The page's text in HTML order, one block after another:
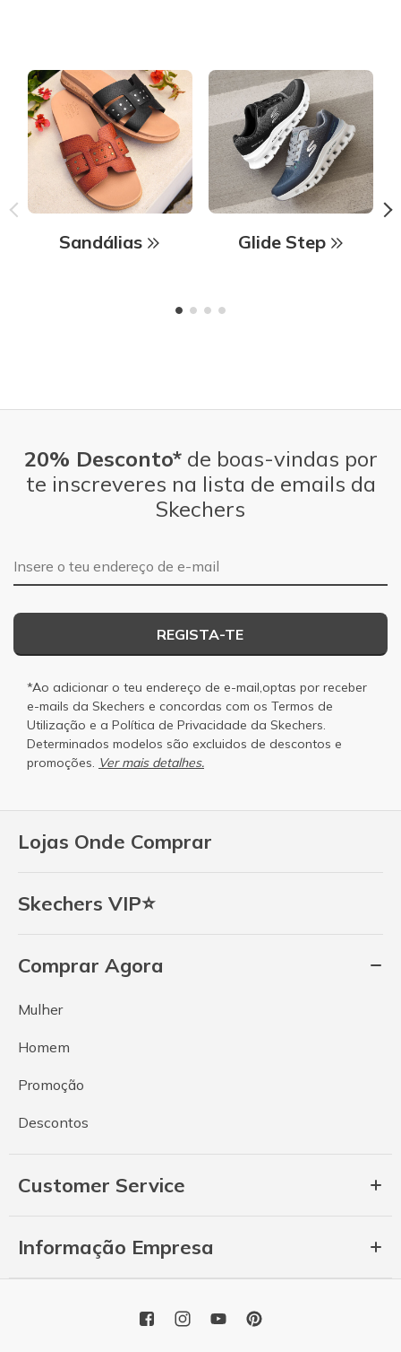
Sandálias Glide Step
Lojas Onde Comprar
Skechers VIP⭐
Comprar Agora
Mulher
Homem
Promoção
Descontos
Customer Service
Informação Empresa
20% Desconto*de boas-vindas por
te inscreveres na lista de emails da
Skechers
Endereço de e-mail
REGISTA-TE
*Ao adicionar o teu endereço de e-mail,optas por receber
e-mails da Skechers e concordas com os Termos de
Utilização e a Política de Privacidade da Skechers.
Determinados modelos são excluidos de descontos e
promoções. Ver mais detalhes.